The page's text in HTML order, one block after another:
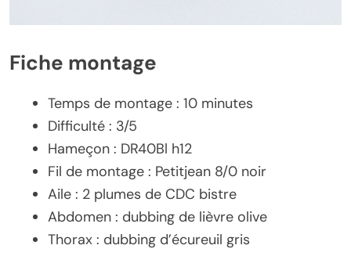
Fiche montage
Temps de montage : 10 minutes
Difficulté : 3/5
Hameçon : DR40Bl h12
Fil de montage : Petitjean 8/0 noir
Aile : 2 plumes de CDC bistre
Abdomen : dubbing de lièvre olive
Thorax : dubbing d’écureuil gris